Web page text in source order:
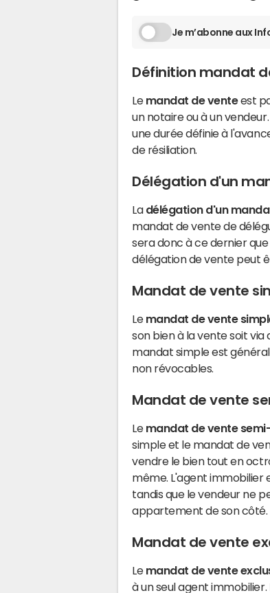
Je m’abonne aux
Définition mandat
Le mandat de venteest
un notaire ou à un
une durée définie à
de résiliation.
Délégation d'un
La délégation d'un
mandat de vente de
sera donc à ce dernier
délégation de vente peut
Mandat de vente
Le mandat de vente
son bien à la vente soit
mandat simple est
non révocables.
Mandat de vente
Le mandat de vente
simple et le mandat de
vendre le bien tout en
même. L'agent immobilier
tandis que le vendeur ne
appartement de son côté.
Mandat de vente
Le mandat de vente
à un seul agent